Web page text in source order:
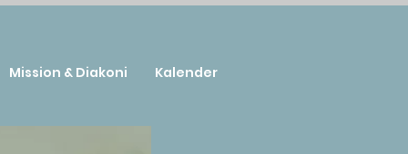
Mission & Diakoni Kalender